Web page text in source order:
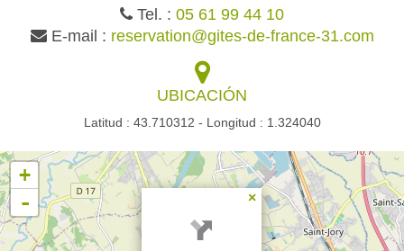
Tel. : 05 61 99 44 10
E-mail : reservation@gites-de-france-31.com
UBICACIÓN
Latitud : 43.710312 - Longitud : 1.324040
×
+
-